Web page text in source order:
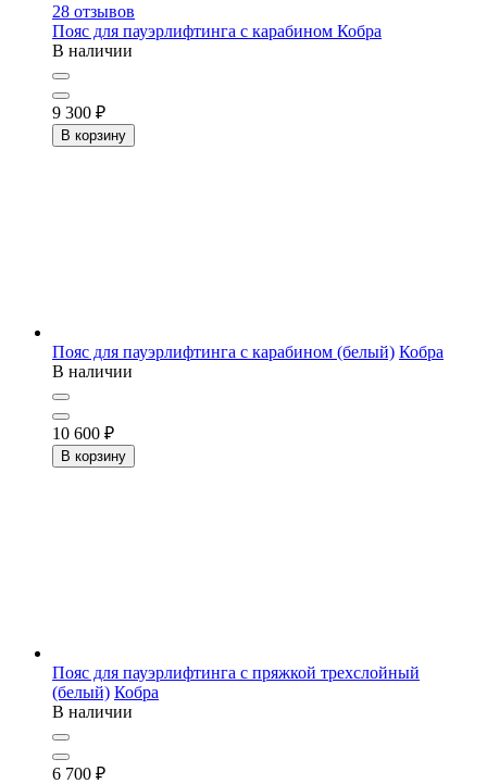
28 отзывов
Пояс для пауэрлифтинга с карабином Кобра
В наличии
9 300 ₽
В корзину
Пояс для пауэрлифтинга с карабином (белый) Кобра
В наличии
10 600 ₽
В корзину
Пояс для пауэрлифтинга с пряжкой трехслойный
(белый) Кобра
В наличии
6 700 ₽